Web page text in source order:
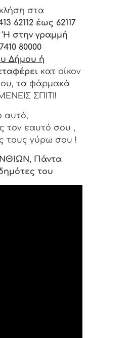
στα
62112 έως 62117
Ή στην γραμμή
80000
Δήμου ή
κατ οίκον
τα φάρμακά
ΣΠΙΤΙ!
αυτό,
τον εαυτό σου ,
τους γύρω σου !
Πάντα
του